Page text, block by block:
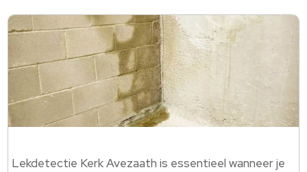
Lekdetectie Kerk Avezaath is essentieel wanneer je